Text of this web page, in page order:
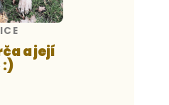
a její
:)